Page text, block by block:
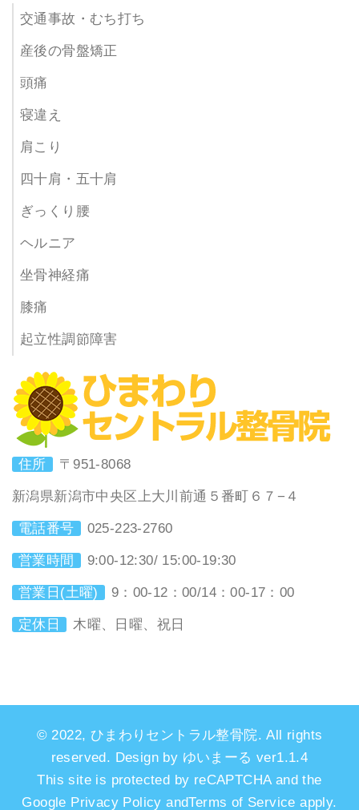
交通事故・むち打ち
産後の骨盤矯正
頭痛
寝違え
肩こり
四十肩・五十肩
ぎっくり腰
ヘルニア
坐骨神経痛
膝痛
起立性調節障害
住所 〒951-8068
新潟県新潟市中央区上大川前通５番町６７−４
電話番号 025-223-2760
営業時間 9:00-12:30/ 15:00-19:30
営業日(土曜) 9：00-12：00/14：00-17：00
定休日 木曜、日曜、祝日
© 2022, ひまわりセントラル整骨院. All rights
reserved. Design by ゆいまーる ver1.1.4
This site is protected by reCAPTCHA and the
Google Privacy Policy andTerms of Service apply.